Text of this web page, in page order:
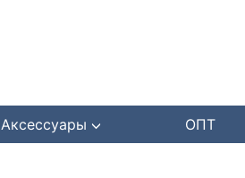
Аксессуары ОПТ